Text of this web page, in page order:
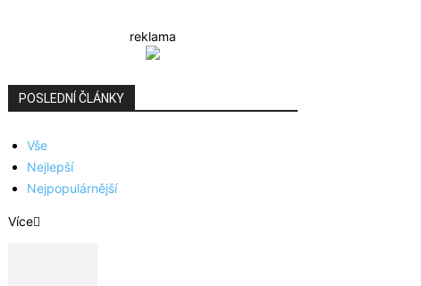
reklama
POSLEDNÍ ČLÁNKY
Vše
Nejlepší
Nejpopulárnější
Více